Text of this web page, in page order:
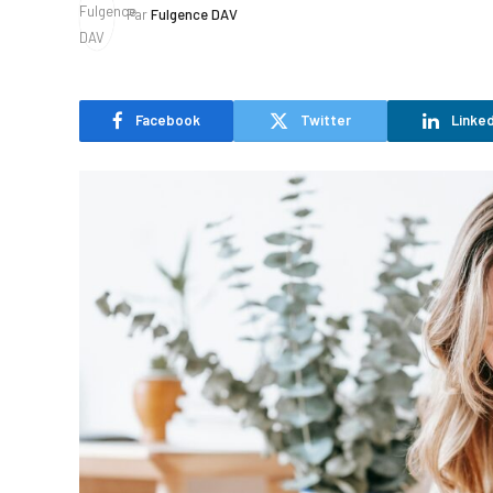
ParFulgence DAV
Facebook Twitter